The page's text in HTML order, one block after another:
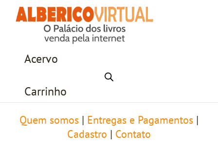
Acervo
Carrinho
Quem somos Entregas e Pagamentos
Cadastro
Contato